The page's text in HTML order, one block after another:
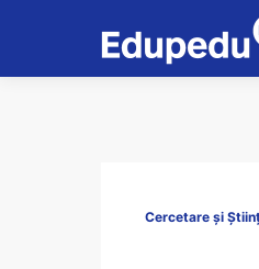
Cercetare și